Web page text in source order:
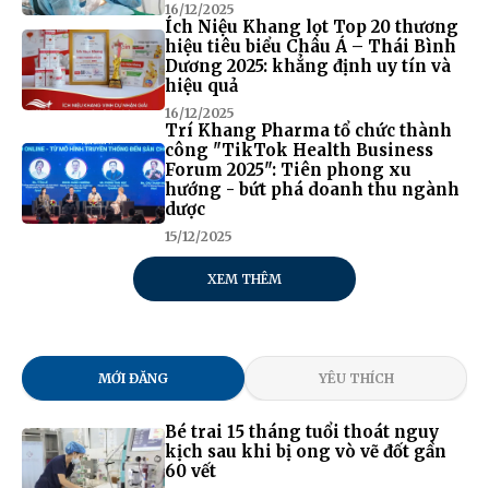
16/12/2025
Ích Niệu Khang lọt Top 20 thương
hiệu tiêu biểu Châu Á – Thái Bình
Dương 2025: khẳng định uy tín và
hiệu quả
16/12/2025
Trí Khang Pharma tổ chức thành
công "TikTok Health Business
Forum 2025": Tiên phong xu
hướng - bứt phá doanh thu ngành
dược
15/12/2025
XEM THÊM
MỚI ĐĂNG YÊU THÍCH
Bé trai 15 tháng tuổi thoát nguy
kịch sau khi bị ong vò vẽ đốt gần
60 vết